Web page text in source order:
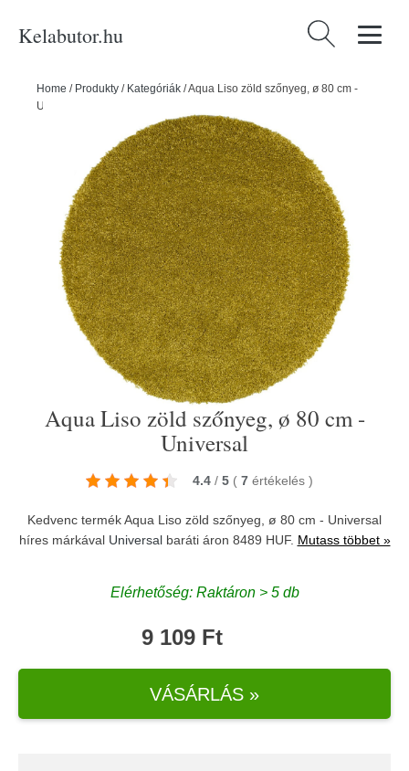
Kelabutor.hu Keresés:
Home / Produkty / Kategóriák /Aqua Liso zöld szőnyeg, ø 80 cm -
Universal
Aqua Liso zöld szőnyeg, ø 80 cm -
Universal
4.4 / 5 ( 7 értékelés )
Kedvenc termék Aqua Liso zöld szőnyeg, ø 80 cm - Universal
híres márkával Universalbaráti áron 8489 HUF. Mutass többet »
Elérhetőség: Raktáron > 5 db
9 109 Ft
VÁSÁRLÁS »